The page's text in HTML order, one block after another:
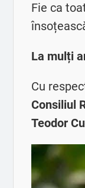
Fie ca
La mulți
Cu
Consiliul
Teodor